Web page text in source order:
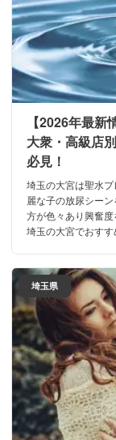
【2026年最
大衆・高級店
必見！
埼玉の大宮は聖水
麗な子の放尿シー
方が色々あり興奮
埼玉の大宮でおすす
埼玉県